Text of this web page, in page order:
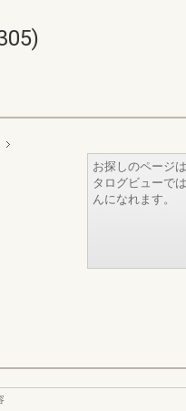
お探しのページ
タログビューで
んになれます。